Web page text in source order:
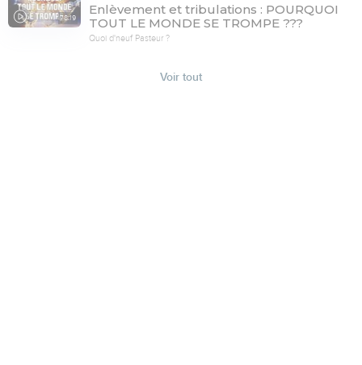
78:19
Enlèvement et tribulations : POURQUOI
TOUT LE MONDE SE TROMPE ???
Quoi d'neuf Pasteur ?
Voir tout